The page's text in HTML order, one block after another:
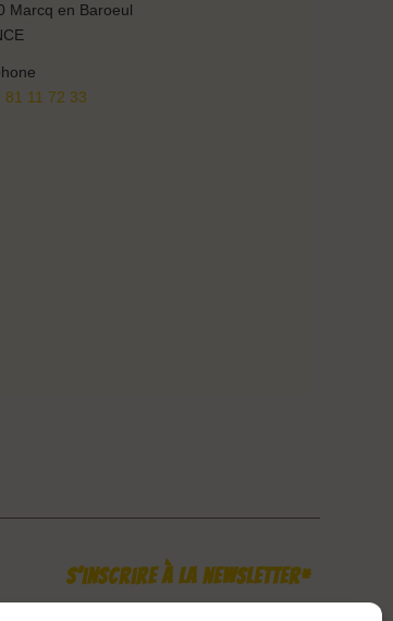
Marcq en Baroeul
81 11 72 33
S’inscrire à la newsletter*